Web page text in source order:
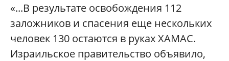
«...В результате освобождения 112
заложников и спасения еще нескольких
человек 130 остаются в руках ХАМАС.
Израильское правительство объявило,